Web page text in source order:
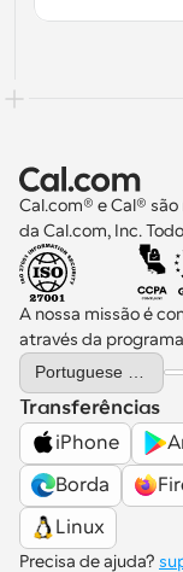
Cal.com® e Cal®
da Cal.com, Inc.
A nossa missão é
através da
Select Language
Portuguese (Portugal)
Transferências
iPhone
Borda
Linux
Precisa de ajuda?